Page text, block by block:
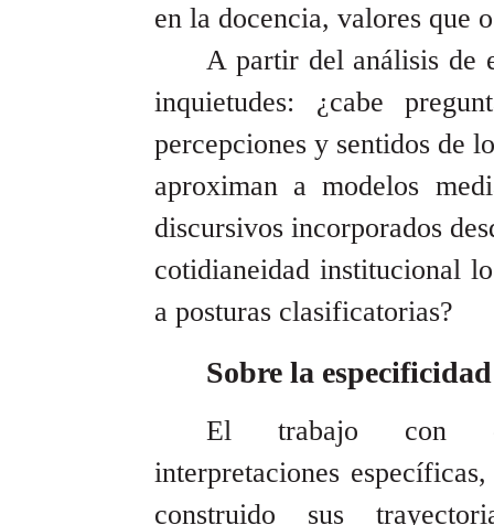
en la docencia, valores que
A partir del análisis de
inquietudes: ¿cabe
percepciones y sentidos de
aproximan a modelos
discursivos incorporados
cotidianeidad institucional
a posturas clasificatorias?
Sobre la
El trabajo con
interpretaciones
construido sus